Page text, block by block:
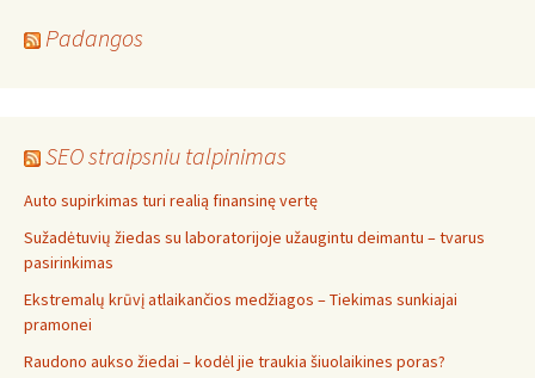
Padangos
SEO straipsniu talpinimas
Auto supirkimas turi realią finansinę vertę
Sužadėtuvių žiedas su laboratorijoje užaugintu deimantu – tvarus
pasirinkimas
Ekstremalų krūvį atlaikančios medžiagos – Tiekimas sunkiajai
pramonei
Raudono aukso žiedai – kodėl jie traukia šiuolaikines poras?